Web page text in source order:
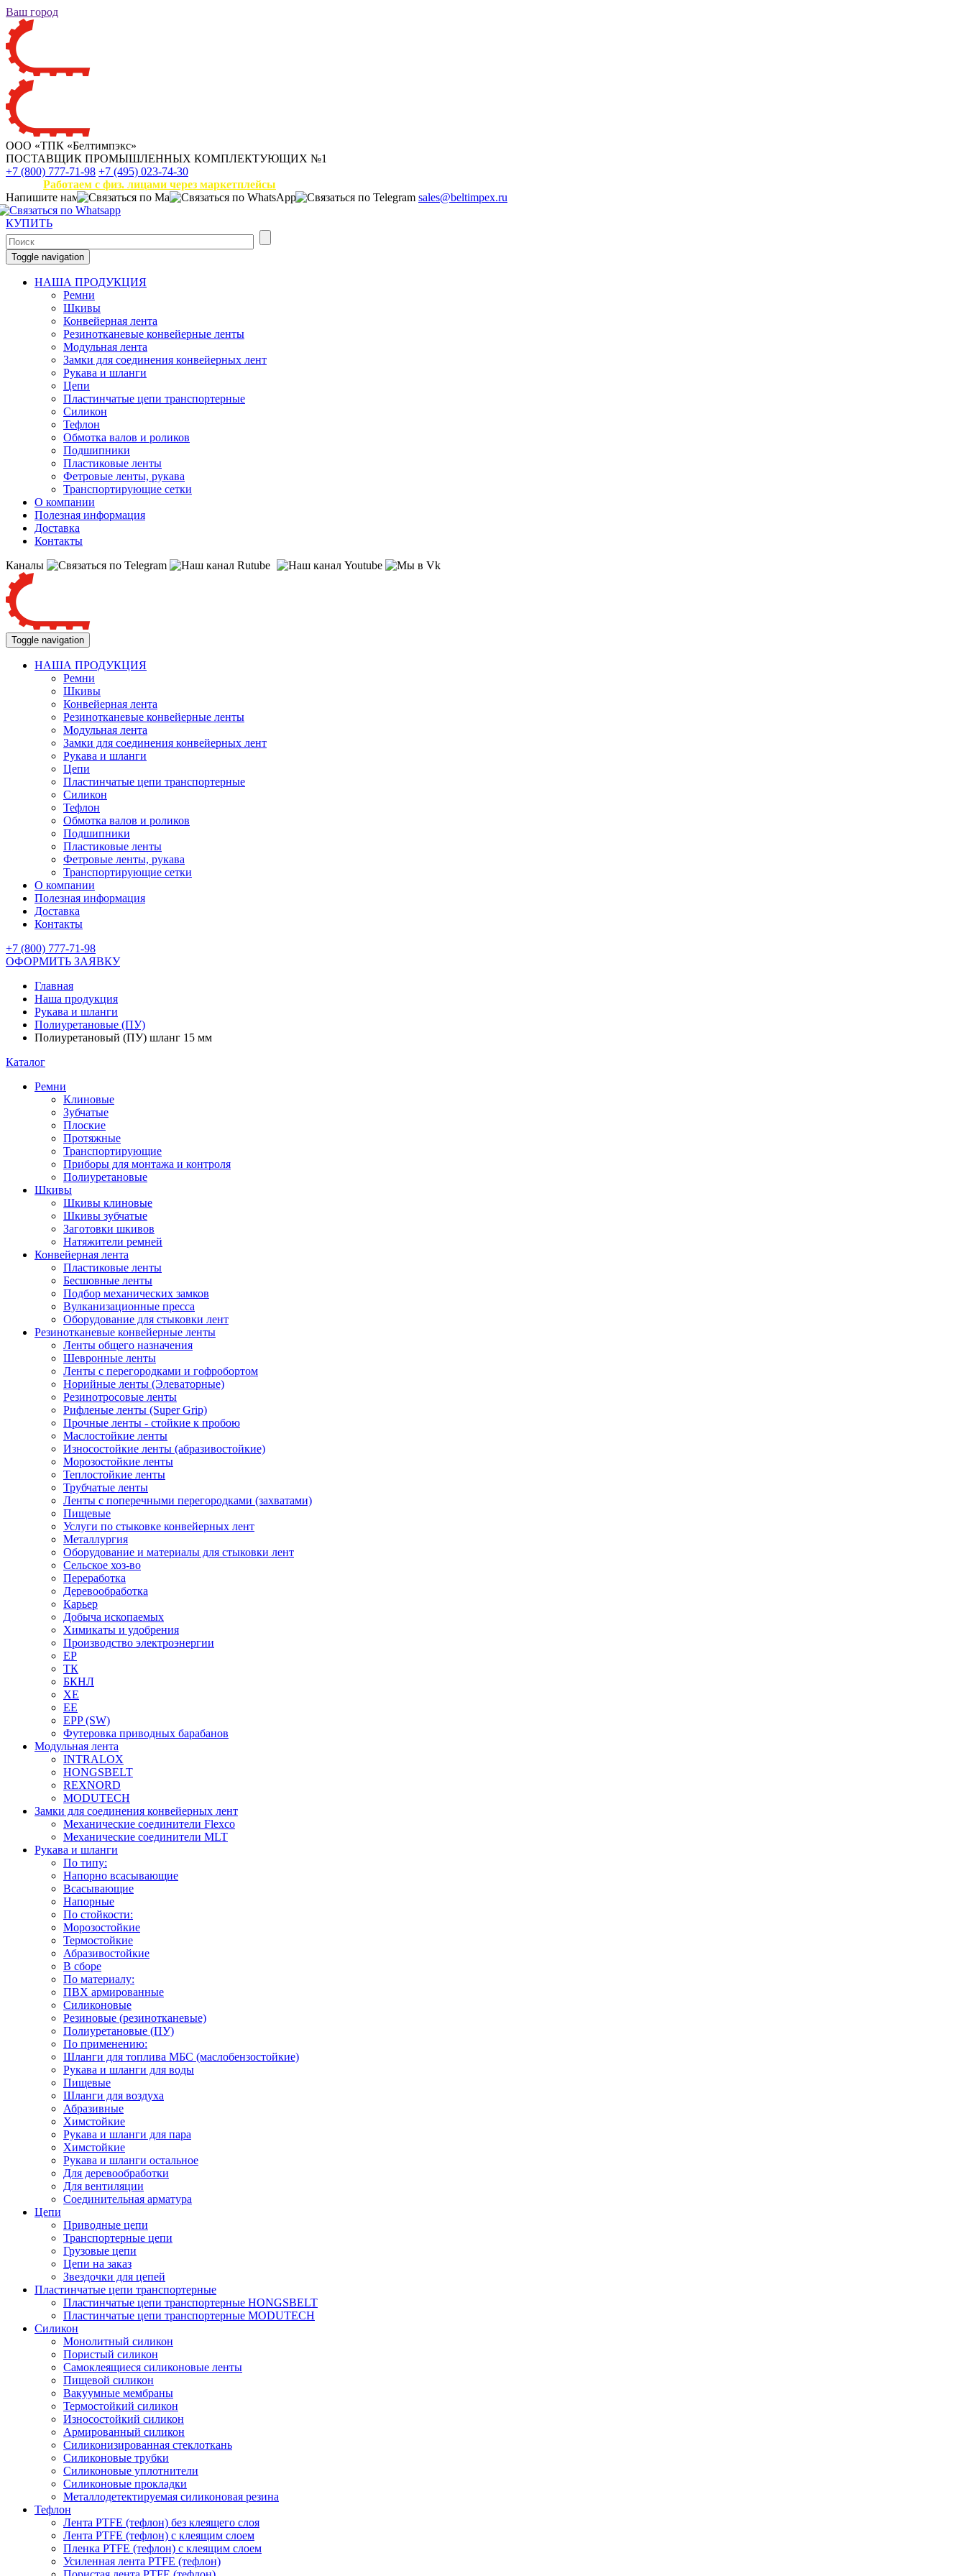
Ваш город
ООО «ТПК «Белтимпэкс»
ПОСТАВЩИК ПРОМЫШЛЕННЫХ КОМПЛЕКТУЮЩИХ №1
+7 (800) 777-71-98 +7 (495) 023-74-30
Работаем с физ. лицами через маркетплейсы
Напишите нам
sales@beltimpex.ru
КУПИТЬ
Toggle navigation
НАША ПРОДУКЦИЯ
Ремни
Шкивы
Конвейерная лента
Резинотканевые конвейерные ленты
Модульная лента
Замки для соединения конвейерных лент
Рукава и шланги
Цепи
Пластинчатые цепи транспортерные
Силикон
Тефлон
Обмотка валов и роликов
Подшипники
Пластиковые ленты
Фетровые ленты, рукава
Транспортирующие сетки
О компании
Полезная информация
Доставка
Контакты
Каналы
Toggle navigation
НАША ПРОДУКЦИЯ
Ремни
Шкивы
Конвейерная лента
Резинотканевые конвейерные ленты
Модульная лента
Замки для соединения конвейерных лент
Рукава и шланги
Цепи
Пластинчатые цепи транспортерные
Силикон
Тефлон
Обмотка валов и роликов
Подшипники
Пластиковые ленты
Фетровые ленты, рукава
Транспортирующие сетки
О компании
Полезная информация
Доставка
Контакты
+7 (800) 777-71-98
ОФОРМИТЬ ЗАЯВКУ
Главная
Наша продукция
Рукава и шланги
Полиуретановые (ПУ)
Полиуретановый (ПУ) шланг 15 мм
Каталог
Ремни
Клиновые
Зубчатые
Плоские
Протяжные
Транспортирующие
Приборы для монтажа и контроля
Полиуретановые
Шкивы
Шкивы клиновые
Шкивы зубчатые
Заготовки шкивов
Натяжители ремней
Конвейерная лента
Пластиковые ленты
Бесшовные ленты
Подбор механических замков
Вулканизационные пресса
Оборудование для стыковки лент
Резинотканевые конвейерные ленты
Ленты общего назначения
Шевронные ленты
Ленты с перегородками и гофробортом
Норийные ленты (Элеваторные)
Резинотросовые ленты
Рифленые ленты (Super Grip)
Прочные ленты - стойкие к пробою
Маслостойкие ленты
Износостойкие ленты (абразивостойкие)
Морозостойкие ленты
Теплостойкие ленты
Трубчатые ленты
Ленты с поперечными перегородками (захватами)
Пищевые
Услуги по стыковке конвейерных лент
Металлургия
Оборудование и материалы для стыковки лент
Сельское хоз-во
Переработка
Деревообработка
Карьер
Добыча ископаемых
Химикаты и удобрения
Производство электроэнергии
EP
ТК
БКНЛ
XE
EE
EPP (SW)
Футеровка приводных барабанов
Модульная лента
INTRALOX
HONGSBELT
REXNORD
MODUTECH
Замки для соединения конвейерных лент
Механические соединители Flexco
Механические соединители MLT
Рукава и шланги
По типу:
Напорно всасывающие
Всасывающие
Напорные
По стойкости:
Морозостойкие
Термостойкие
Абразивостойкие
В сборе
По материалу:
ПВХ армированные
Силиконовые
Резиновые (резинотканевые)
Полиуретановые (ПУ)
По применению:
Шланги для топлива МБС (маслобензостойкие)
Рукава и шланги для воды
Пищевые
Шланги для воздуха
Абразивные
Химстойкие
Рукава и шланги для пара
Химстойкие
Рукава и шланги остальное
Для деревообработки
Для вентиляции
Соединительная арматура
Цепи
Приводные цепи
Транспортерные цепи
Грузовые цепи
Цепи на заказ
Звездочки для цепей
Пластинчатые цепи транспортерные
Пластинчатые цепи транспортерные HONGSBELT
Пластинчатые цепи транспортерные MODUTECH
Силикон
Монолитный силикон
Пористый силикон
Самоклеящиеся силиконовые ленты
Пищевой силикон
Вакуумные мембраны
Термостойкий силикон
Износостойкий силикон
Армированный силикон
Силиконизированная стеклоткань
Силиконовые трубки
Силиконовые уплотнители
Силиконовые прокладки
Металлодетектируемая силиконовая резина
Тефлон
Лента PTFE (тефлон) без клеящего слоя
Лента PTFE (тефлон) с клеящим слоем
Пленка PTFE (тефлон) с клеящим слоем
Усиленная лента PTFE (тефлон)